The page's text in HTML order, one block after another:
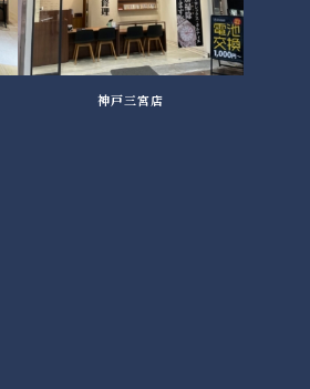
神戸三宮店